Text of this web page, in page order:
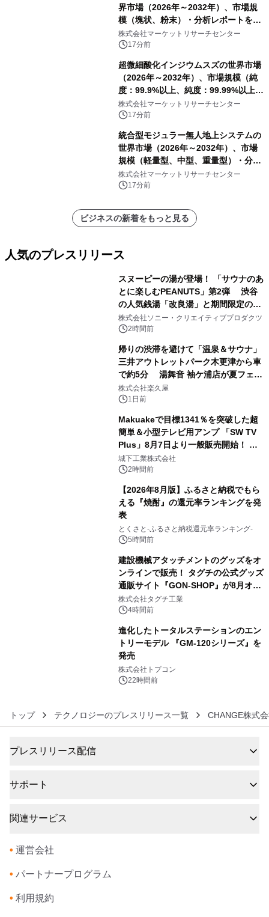
界市場（2026年～2032年）、市場規
模（塊状、粉末）・分析レポートを発
表
株式会社マーケットリサーチセンター
17分前
超微細酸化インジウムスズの世界市場
（2026年～2032年）、市場規模（純
度：99.9%以上、純度：99.99%以上、
その他）・分析レポートを発表
株式会社マーケットリサーチセンター
17分前
統合型モジュラー無人地上システムの
世界市場（2026年～2032年）、市場
規模（軽量型、中型、重量型）・分析
レポートを発表
株式会社マーケットリサーチセンター
17分前
ビジネスの新着をもっと見る
人気のプレスリリース
スヌーピーの湯が登場！ 「サウナのあ
とに楽しむPEANUTS」第2弾 渋谷
の人気銭湯「改良湯」と期間限定のコ
ラボレーション サウナイキタイコラ
ボグッズも発売決定！
株式会社ソニー・クリエイティブプロダクツ
2時間前
帰りの渋滞を避けて「温泉＆サウナ」
三井アウトレットパーク木更津から車
で約5分 湯舞音 袖ケ浦店が夏フェア
メニューを提供
株式会社楽久屋
1日前
Makuakeで目標1341％を突破した超
簡単＆小型テレビ用アンプ 「SW TV
Plus」8月7日より一般販売開始！ ケ
ーブル1本つなぐだけ、テレビの音が
ぐっと豊かに
城下工業株式会社
2時間前
【2026年8月版】ふるさと納税でもら
える『焼酎』の還元率ランキングを発
表
とくさと-ふるさと納税還元率ランキング-
5時間前
建設機械アタッチメントのグッズをオ
ンラインで販売！ タグチの公式グッズ
通販サイト『GON-SHOP』が8月オー
プン
株式会社タグチ工業
4時間前
進化したトータルステーションのエン
トリーモデル 『GM-120シリーズ』を
発売
株式会社トプコン
22時間前
トップ テクノロジーのプレスリリース一覧 CHANGE株式
プレスリリース配信
サポート
関連サービス
• 運営会社
• パートナープログラム
• 利用規約